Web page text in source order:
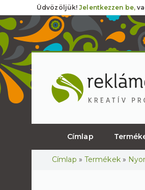
Üdvözöljük!Jelentkezzen be,
Címlap
Jelenlegi hely
Címlap » Termékek »